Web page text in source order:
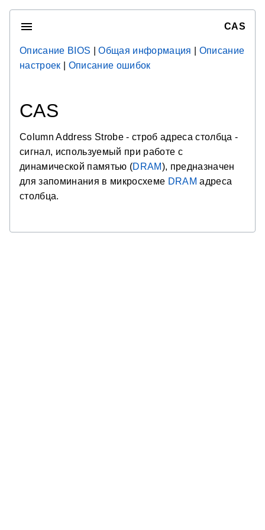
CAS
Описание BIOS |Общая информация
Описание
настроек
Описание ошибок
CAS
Column Address Strobe - строб адреса столбца -
сигнал, используемый при работе с
динамической памятью (DRAM), предназначен
для запоминания в микросхеме DRAM адреса
столбца.